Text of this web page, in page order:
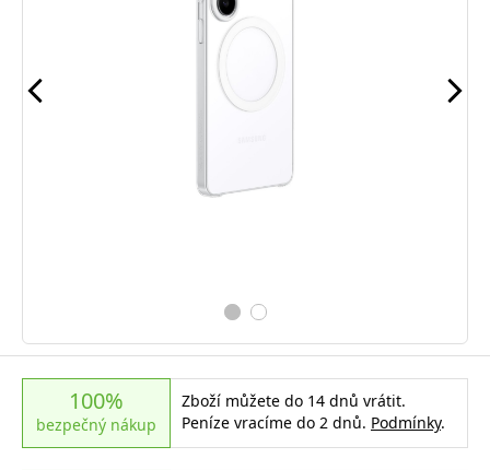
100%
bezpečný nákup
Zboží můžete do 14 dnů vrátit.
Peníze vracíme do 2 dnů. Podmínky.